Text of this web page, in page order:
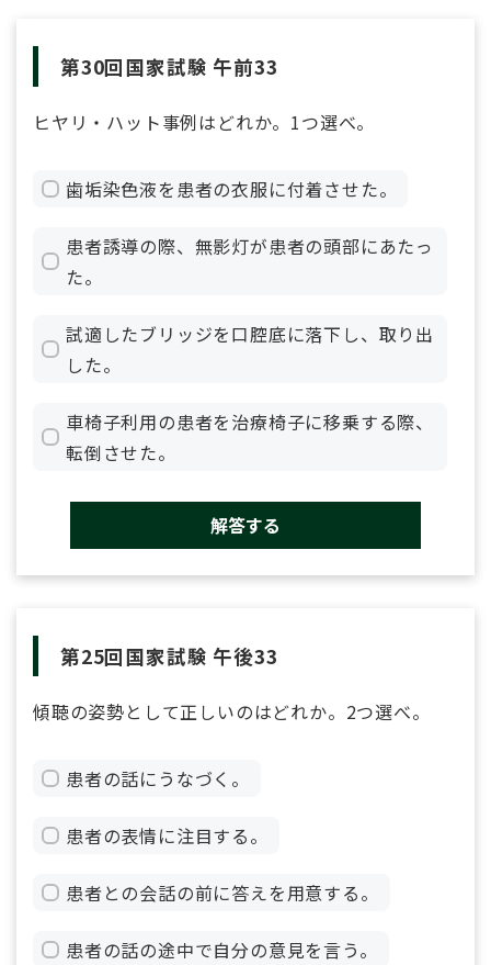
第30回国家試験 午前33
ヒヤリ・ハット事例はどれか。1つ選べ。
歯垢染色液を患者の衣服に付着させた。
患者誘導の際、無影灯が患者の頭部にあたっ
た。
試適したブリッジを口腔底に落下し、取り出
した。
車椅子利用の患者を治療椅子に移乗する際、
転倒させた。
解答する
第25回国家試験 午後33
傾聴の姿勢として正しいのはどれか。2つ選べ。
患者の話にうなづく。
患者の表情に注目する。
患者との会話の前に答えを用意する。
患者の話の途中で自分の意見を言う。